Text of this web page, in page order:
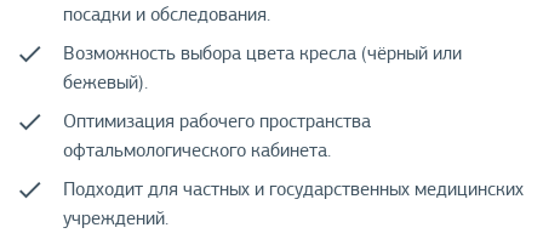
посадки и обследования.
Возможность выбора цвета кресла (чёрный или
бежевый).
Оптимизация рабочего пространства
офтальмологического кабинета.
Подходит для частных и государственных медицинских
учреждений.